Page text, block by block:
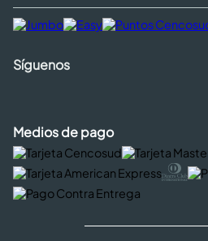
Síguenos
Medios de pago